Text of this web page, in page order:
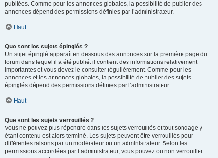
publiées. Comme pour les annonces globales, la possibilité de publier des
annonces dépend des permissions définies par l’administrateur.
Haut
Que sont les sujets épinglés ?
Un sujet épinglé apparaît en dessous des annonces sur la première page du
forum dans lequel il a été publié. il contient des informations relativement
importantes et vous devez le consulter régulièrement. Comme pour les
annonces et les annonces globales, la possibilité de publier des sujets
épinglés dépend des permissions définies par l’administrateur.
Haut
Que sont les sujets verrouillés ?
Vous ne pouvez plus répondre dans les sujets verrouillés et tout sondage y
étant contenu est alors terminé. Les sujets peuvent être verrouillés pour
différentes raisons par un modérateur ou un administrateur. Selon les
permissions accordées par l’administrateur, vous pouvez ou non verrouiller